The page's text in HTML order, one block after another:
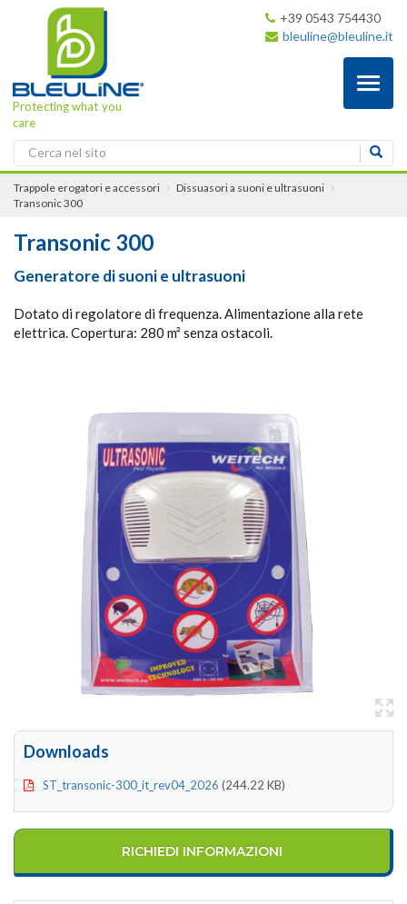
Protecting what you
care
+39 0543 754430
bleuline@bleuline.it
Trappole erogatori e accessori
Dissuasori a suoni e ultrasuoni
Transonic 300
Transonic 300
Generatore di suoni e ultrasuoni
Dotato di regolatore di frequenza. Alimentazione alla rete
elettrica. Copertura: 280 m² senza ostacoli.
Downloads
ST_transonic-300_it_rev04_2026 (244.22 KB)
RICHIEDI INFORMAZIONI